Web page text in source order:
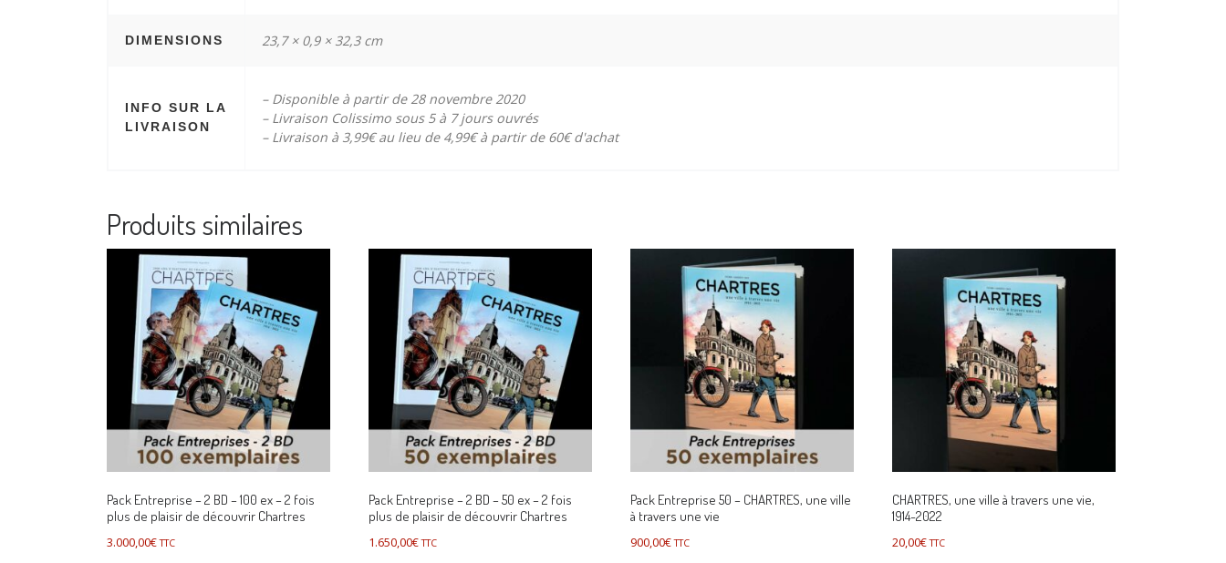
DIMENSIONS 23,7 × 0,9 × 32,3 cm
INFO SUR LA
LIVRAISON
– Disponible à partir de 28 novembre 2020
– Livraison Colissimo sous 5 à 7 jours ouvrés
– Livraison à 3,99€ au lieu de 4,99€ à partir de 60€ d'achat
Produits similaires
Pack Entreprise – 2 BD – 100 ex – 2 fois
plus de plaisir de découvrir Chartres
3.000,00€ TTC
Pack Entreprise – 2 BD – 50 ex – 2 fois
plus de plaisir de découvrir Chartres
1.650,00€ TTC
Pack Entreprise 50 – CHARTRES, une ville
à travers une vie
900,00€ TTC
CHARTRES, une ville à travers une vie,
1914-2022
20,00€ TTC